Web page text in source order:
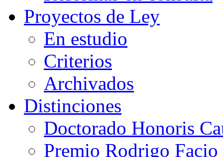
Proyectos de Ley
En estudio
Criterios
Archivados
Distinciones
Doctorado Honoris
Premio Rodrigo Facio